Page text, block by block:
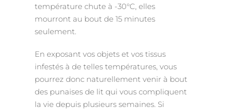
température chute à -30°C, elles
mourront au bout de 15 minutes
seulement.
En exposant vos objets et vos tissus
infestés à de telles températures, vous
pourrez donc naturellement venir à bout
des punaises de lit qui vous compliquent
la vie depuis plusieurs semaines. Si